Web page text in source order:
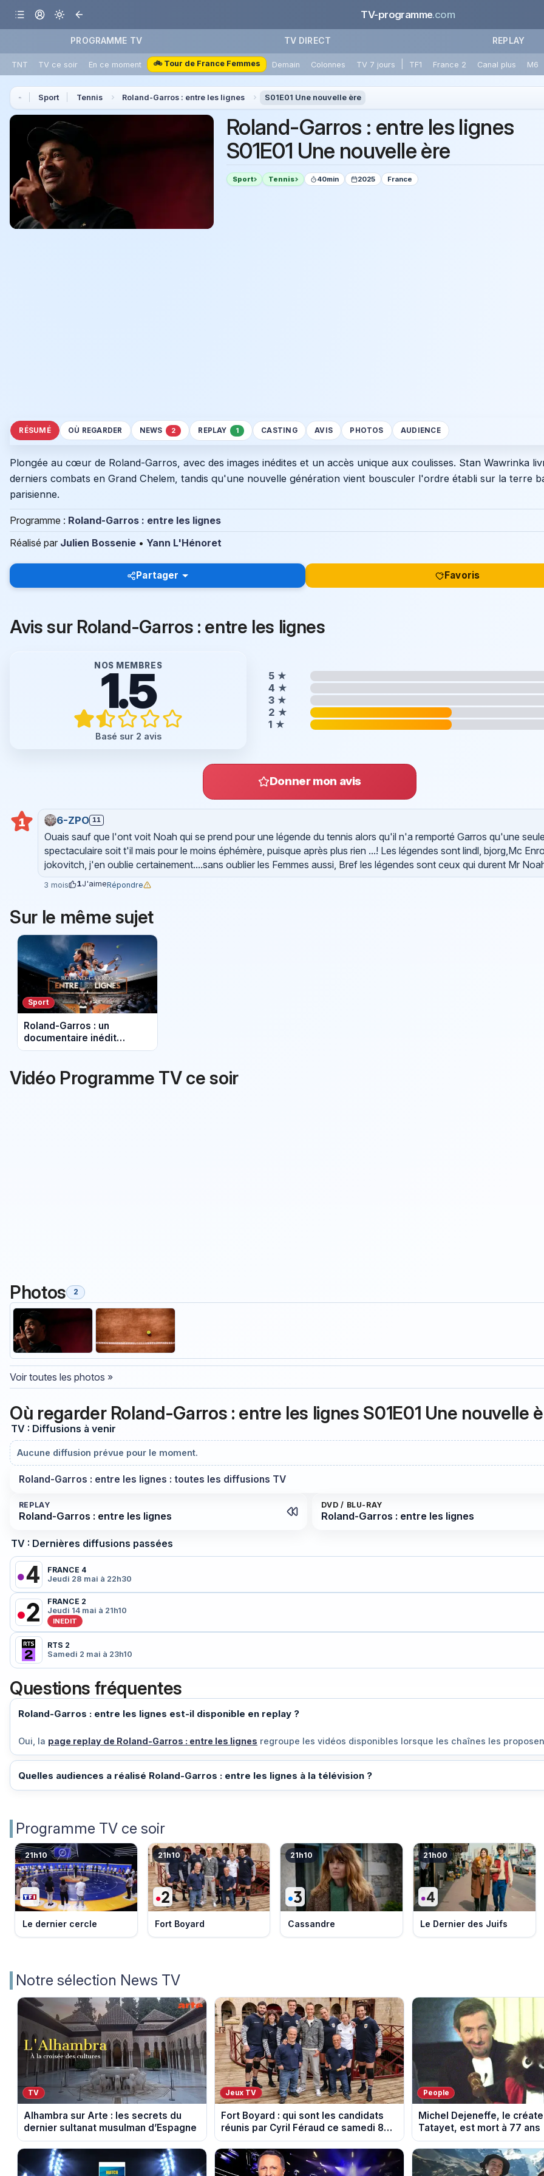
TV-programme.com
PROGRAMME TV TV DIRECT REPLAY
TNT TV ce soir En ce moment 🚲 Tour de France Femmes Demain Colonnes TV 7 jours TF1 France 2 Canal plus M6
Sport Tennis Roland-Garros : entre les lignes S01E01 Une nouvelle ère
Roland-Garros : entre les lignes
S01E01 Une nouvelle ère
Sport Tennis 40min 2025 France
RÉSUMÉ OÙ REGARDER NEWS 2 REPLAY 1 CASTING AVIS PHOTOS AUDIENCE
Plongée au cœur de Roland-Garros, avec des images inédites et un accès unique aux coulisses. Stan Wawrinka
derniers combats en Grand Chelem, tandis qu'une nouvelle génération vient bousculer l'ordre établi sur la terre
parisienne.
Programme : Roland-Garros : entre les lignes
Réalisé par Julien Bossenie • Yann L'Hénoret
Partager Favoris
Avis sur Roland-Garros : entre les lignes
NOS MEMBRES
1.5
Basé sur 2 avis
5 ★
4 ★
3 ★
2 ★
1 ★
Donner mon avis
1 6-ZPO 11
Ouais sauf que l'ont voit Noah qui se prend pour une légende du tennis alors qu'il n'a remporté Garros qu'une
spectaculaire soit t'il mais pour le moins éphémère, puisque après plus rien ...! Les légendes sont lindl, bjorg,Mc
jokovitch, j'en oublie certainement....sans oublier les Femmes aussi, Bref les légendes sont ceux qui durent Mr
3 mois 1J'aimeRépondre
Sur le même sujet
Sport
Roland-Garros : un
documentaire inédit
dévoile les coulisses du
Vidéo Programme TV ce soir
Photos 2
Voir toutes les photos »
Où regarder Roland-Garros : entre les lignes S01E01 Une nouvelle
TV : Diffusions à venir
Aucune diffusion prévue pour le moment.
Roland-Garros : entre les lignes : toutes les diffusions TV
REPLAY
Roland-Garros : entre les lignes
DVD / BLU-RAY
Roland-Garros : entre les lignes
TV : Dernières diffusions passées
FRANCE 4
Jeudi 28 mai à 22h30
FRANCE 2
Jeudi 14 mai à 21h10
INEDIT
RTS 2
Samedi 2 mai à 23h10
Questions fréquentes
Roland-Garros : entre les lignes est-il disponible en replay ?
Oui, la page replay de Roland-Garros : entre les lignes regroupe les vidéos disponibles lorsque les chaînes les
Quelles audiences a réalisé Roland-Garros : entre les lignes à la télévision ?
Programme TV ce soir
21h10
Le dernier cercle
21h10
Fort Boyard
21h10
Cassandre
21h00
Le Dernier des Juifs
Notre sélection News TV
TV
Alhambra sur Arte : les secrets du
dernier sultanat musulman d’Espagne
Jeux TV
Fort Boyard : qui sont les candidats
réunis par Cyril Féraud ce samedi 8
août 2026 ?
People
Michel Dejeneffe, le
Tatayet, est mort à 77 ans